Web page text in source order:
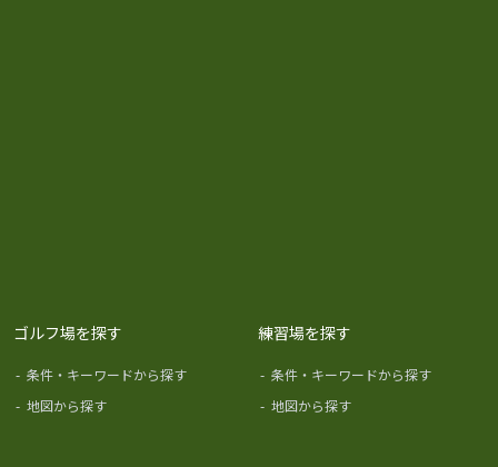
ゴルフ場を探す
- 条件・キーワードから探す
- 地図から探す
練習場を探す
- 条件・キーワードから探す
- 地図から探す